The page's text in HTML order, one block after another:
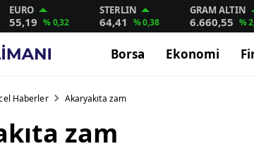
EURO
55,19 % 0,32
STERLIN
64,41 % 0,38
GRAM ALTIN
6.660,55 %
Borsa Ekonomi
Haberler Akaryakıta zam
zam